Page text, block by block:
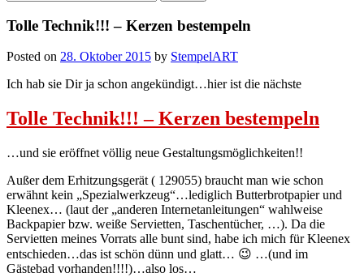
Tolle Technik!!! – Kerzen bestempeln
Posted on 28. Oktober 2015 by StempelART
Ich hab sie Dir ja schon angekündigt…hier ist die nächste
Tolle Technik!!! – Kerzen bestempeln
…und sie eröffnet völlig neue Gestaltungsmöglichkeiten!!
Außer dem Erhitzungsgerät ( 129055) braucht man wie schon
erwähnt kein „Spezialwerkzeug“…lediglich Butterbrotpapier und
Kleenex… (laut der „anderen Internetanleitungen“ wahlweise
Backpapier bzw. weiße Servietten, Taschentücher, …). Da die
Servietten meines Vorrats alle bunt sind, habe ich mich für Kleenex
entschieden…das ist schön dünn und glatt… 😉 …(und im
Gästebad vorhanden!!!!)…also los…